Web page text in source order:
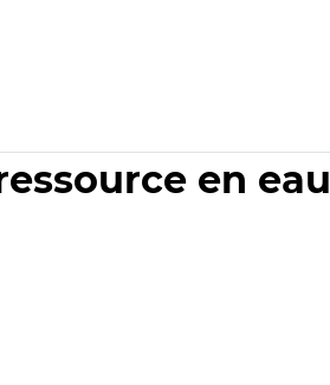
en eau